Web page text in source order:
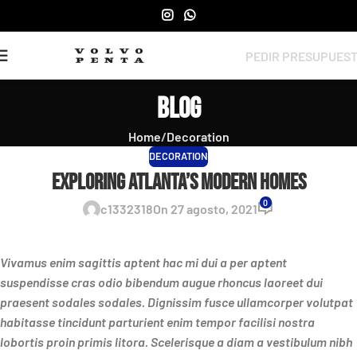
PEDIR
Blog
Home Decoration
DECORATION
Exploring Atlanta’s modern homes
c1332318On 27 agosto, 2021 0
Vivamus enim sagittis aptent hac mi dui a per aptent
suspendisse cras odio bibendum augue rhoncus laoreet dui
praesent sodales sodales. Dignissim fusce ullamcorper volutpat
habitasse tincidunt parturient enim tempor facilisi nostra
lobortis proin primis litora. Scelerisque a diam a vestibulum nibh